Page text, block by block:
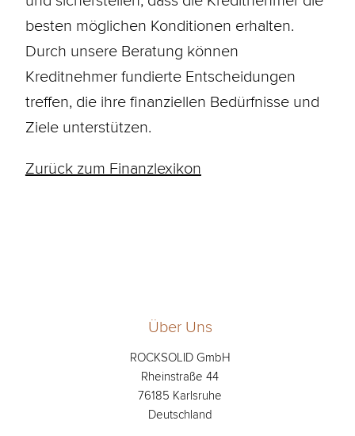
besten möglichen Konditionen erhalten.
Durch unsere Beratung können
Kreditnehmer fundierte Entscheidungen
treffen, die ihre finanziellen Bedürfnisse und
Ziele unterstützen.
Zurück zum Finanzlexikon
Über Uns
ROCKSOLID GmbH
Rheinstraße 44
76185 Karlsruhe
Deutschland